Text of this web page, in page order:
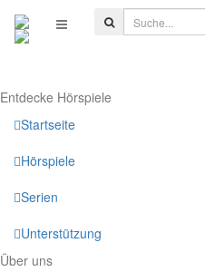
Entdecke Hörspiele
Startseite
Hörspiele
Serien
Unterstützung
Über uns